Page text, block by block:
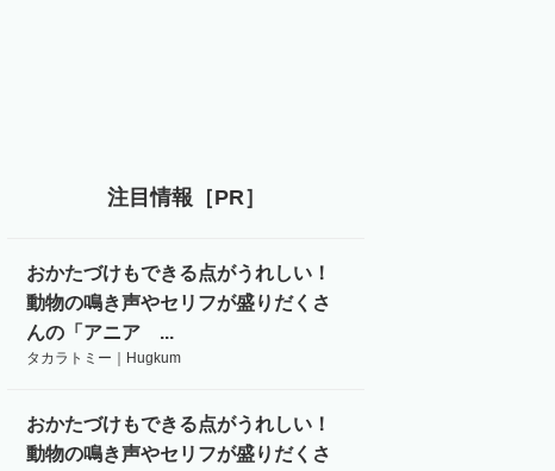
注目情報［PR］
おかたづけもできる点がうれしい！
動物の鳴き声やセリフが盛りだくさ
んの「アニア ...
タカラトミー｜Hugkum
おかたづけもできる点がうれしい！
動物の鳴き声やセリフが盛りだくさ